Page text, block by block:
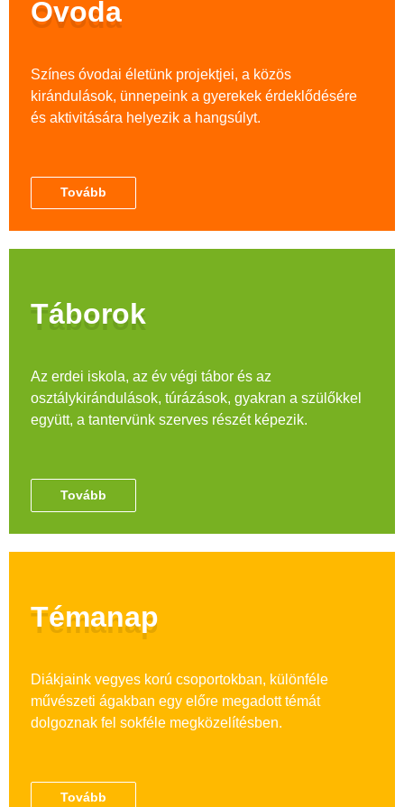
Óvoda
Színes óvodai életünk projektjei, a közös
kirándulások, ünnepeink a gyerekek érdeklődésére
és aktivitására helyezik a hangsúlyt.
Tovább
Táborok
Az erdei iskola, az év végi tábor és az
osztálykirándulások, túrázások, gyakran a szülőkkel
együtt, a tantervünk szerves részét képezik.
Tovább
Témanap
Diákjaink vegyes korú csoportokban, különféle
művészeti ágakban egy előre megadott témát
dolgoznak fel sokféle megközelítésben.
Tovább